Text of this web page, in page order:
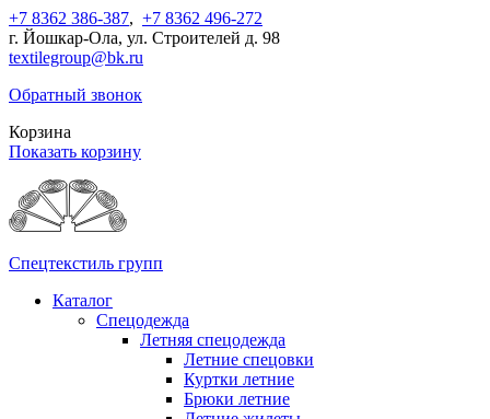
+7 8362 386-387, +7 8362 496-272
г. Йошкар-Ола, ул. Строителей д. 98
textilegroup@bk.ru
Обратный звонок
Корзина
Показать корзину
Спецтекстиль групп
Каталог
Спецодежда
Летняя спецодежда
Летние спецовки
Куртки летние
Брюки летние